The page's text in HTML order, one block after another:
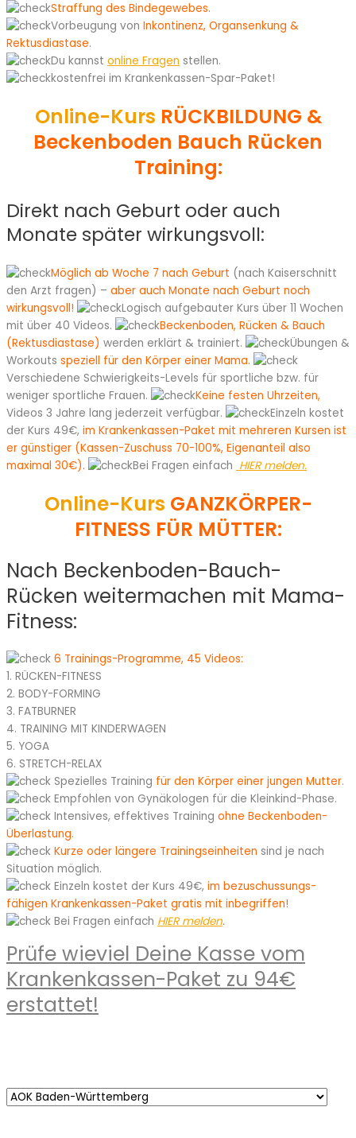
Straffung des Bindegewebes.
Vorbeugung von Inkontinenz, Organsenkung &
Rektusdiastase.
Du kannst online Fragen stellen.
kostenfrei im Krankenkassen-Spar-Paket!
Online-Kurs RÜCKBILDUNG &
Beckenboden Bauch Rücken
Training:
Direkt nach Geburt oder auch
Monate später wirkungsvoll:
Möglich ab Woche 7 nach Geburt (nach Kaiserschnitt
den Arzt fragen) – aber auch Monate nach Geburt noch
wirkungsvoll!
Logisch aufgebauter Kurs über 11 Wochen
mit über 40 Videos.
Beckenboden, Rücken & Bauch
(Rektusdiastase) werden erklärt & trainiert.
Übungen &
Workouts speziell für den Körper einer Mama.
Verschiedene Schwierigkeits-Levels für sportliche bzw. für
weniger sportliche Frauen.
Keine festen Uhrzeiten,
Videos 3 Jahre lang jederzeit verfügbar.
Einzeln kostet
der Kurs 49€, im Krankenkassen-Paket mit mehreren Kursen ist
er günstiger (Kassen-Zuschuss 70-100%, Eigenanteil also
maximal 30€).
Bei Fragen einfach HIER melden.
Online-Kurs GANZKÖRPER-
FITNESS FÜR MÜTTER:
Nach Beckenboden-Bauch-
Rücken weitermachen mit Mama-
Fitness:
6 Trainings-Programme, 45 Videos:
1. RÜCKEN-FITNESS
2. BODY-FORMING
3. FATBURNER
4. TRAINING MIT KINDERWAGEN
5. YOGA
6. STRETCH-RELAX
Spezielles Training für den Körper einer jungen Mutter.
Empfohlen von Gynäkologen für die Kleinkind-Phase.
Intensives, effektives Training ohne Beckenboden-
Überlastung.
Kurze oder längere Trainingseinheiten sind je nach
Situation möglich.
Einzeln kostet der Kurs 49€, im bezuschussungs-
fähigen Krankenkassen-Paket gratis mit inbegriffen!
Bei Fragen einfach HIER melden.
Prüfe wieviel Deine Kasse vom
Krankenkassen-Paket zu 94€
erstattet!